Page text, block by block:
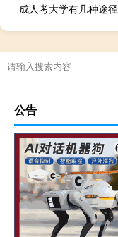
成人考大学有几种途径
公告